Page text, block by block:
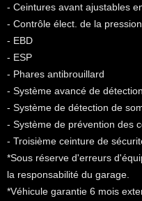
- Ceintures avant ajustables
- Contrôle élect. de la
- EBD
- ESP
- Phares antibrouillard
- Système avancé de
- Système de détection de
- Système de prévention des
- Troisième ceinture de
*Sous réserve d'erreurs
la responsabilité du garage.
*Véhicule garantie 6 mois